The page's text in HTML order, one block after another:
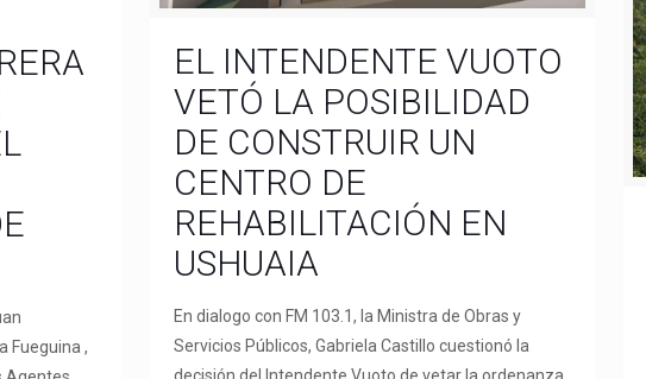
Fueguina ,
EL INTENDENTE VUOTO
VETÓ LA POSIBILIDAD
DE CONSTRUIR UN
CENTRO DE
REHABILITACIÓN EN
USHUAIA
En dialogo con FM 103.1, la Ministra de Obras y
Servicios Públicos, Gabriela Castillo cuestionó la
decisión del Intendente Vuoto de vetar la ordenanza